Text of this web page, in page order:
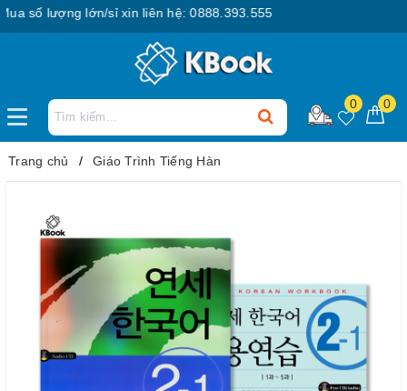
số lượng lớn/sỉ xin liên hệ: 0888.393.555
0 0
Trang chủ Giáo Trình Tiếng Hàn